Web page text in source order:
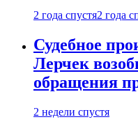
2 года спустя2 года
Судебное
Лерчек
обращения
2 недели спустя